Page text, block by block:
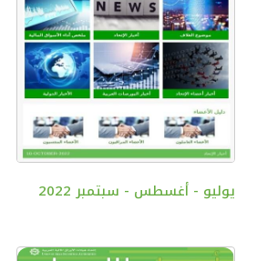
يوليو - أغسطس - سبتمبر 2022